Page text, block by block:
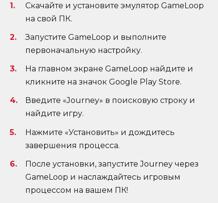
Скачайте и установите эмулятор GameLoop
на свой ПК.
Запустите GameLoop и выполните
первоначальную настройку.
На главном экране GameLoop найдите и
кликните на значок Google Play Store.
Введите «Journey» в поисковую строку и
найдите игру.
Нажмите «Установить» и дождитесь
завершения процесса.
После установки, запустите Journey через
GameLoop и наслаждайтесь игровым
процессом на вашем ПК!